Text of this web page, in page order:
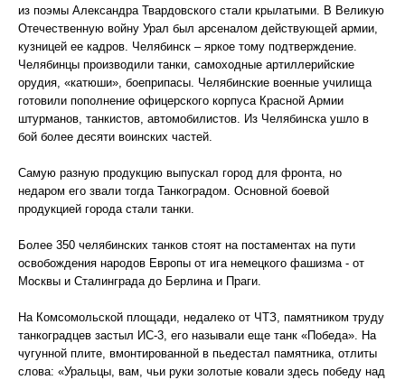
из поэмы Александра Твардовского стали крылатыми. В Великую
Отечественную войну Урал был арсеналом действующей армии,
кузницей ее кадров. Челябинск – яркое тому подтверждение.
Челябинцы производили танки, самоходные артиллерийские
орудия, «катюши», боеприпасы. Челябинские военные училища
готовили пополнение офицерского корпуса Красной Армии
штурманов, танкистов, автомобилистов. Из Челябинска ушло в
бой более десяти воинских частей.
Самую разную продукцию выпускал город для фронта, но
недаром его звали тогда Танкоградом. Основной боевой
продукцией города стали танки.
Более 350 челябинских танков стоят на постаментах на пути
освобождения народов Европы от ига немецкого фашизма - от
Москвы и Сталинграда до Берлина и Праги.
На Комсомольской площади, недалеко от ЧТЗ, памятником труду
танкоградцев застыл ИС-3, его называли еще танк «Победа». На
чугунной плите, вмонтированной в пьедестал памятника, отлиты
слова: «Уральцы, вам, чьи руки золотые ковали здесь победу над